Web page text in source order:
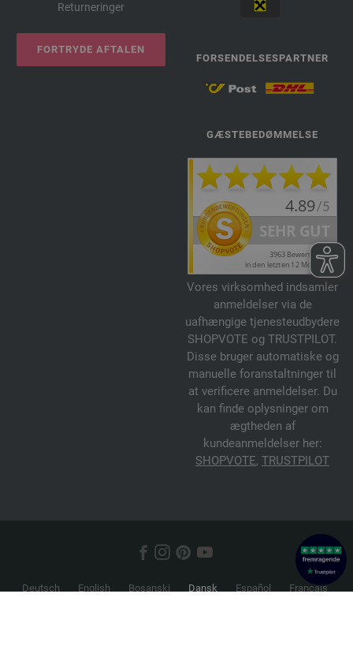
Returneringer
FORTRYDE AFTALEN
FORSENDELSESPARTNER
GÆSTEBEDØMMELSE
Vores virksomhed indsamler
anmeldelser via de
uafhængige tjenesteudbydere
SHOPVOTE og TRUSTPILOT.
Disse bruger automatiske og
manuelle foranstaltninger til
at verificere anmeldelser. Du
kan finde oplysninger om
ægtheden af
kundeanmeldelser her:
SHOPVOTE, TRUSTPILOT
Deutsch English Bosanski Dansk Español
Français